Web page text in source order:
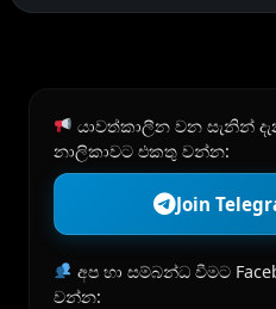
යාවත්කාලීන වන සැනින්
නාලිකාවට එකතු වන්න:
Join
අප හා සම්බන්ධ වීමට
වන්න: